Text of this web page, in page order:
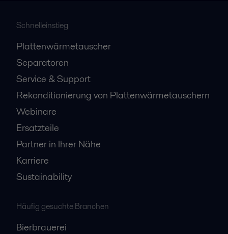
Schnelleinstieg
Plattenwärmetauscher
Separatoren
Service & Support
Rekonditionierung von Plattenwärmetauschern
Webinare
Ersatzteile
Partner in Ihrer Nähe
Karriere
Sustainability
Häufig gesuchte Branchen
Bierbrauerei